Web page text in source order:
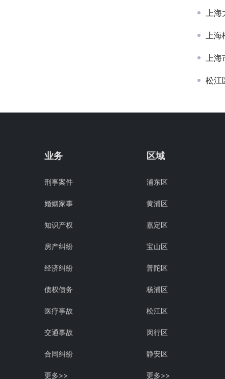
上海
上海
上海
松江
业务
刑事案件
婚姻家事
知识产权
房产纠纷
经济纠纷
债权债务
医疗事故
交通事故
合同纠纷
更多>>
区域
浦东区
黄浦区
嘉定区
宝山区
普陀区
杨浦区
松江区
闵行区
静安区
更多>>